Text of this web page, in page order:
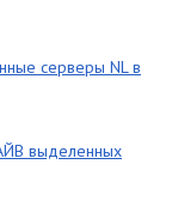
серверы NL в
выделенных